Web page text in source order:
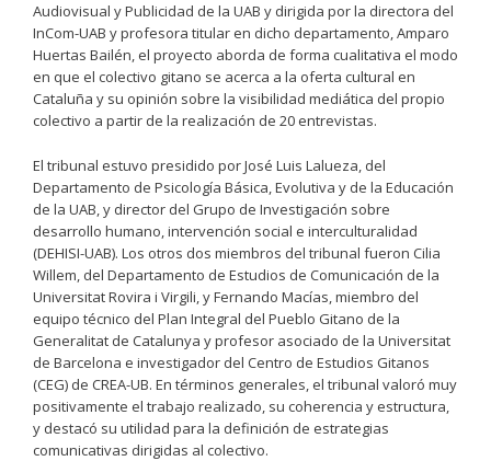
Audiovisual y Publicidad de la UAB y dirigida por la directora del
InCom-UAB y profesora titular en dicho departamento, Amparo
Huertas Bailén, el proyecto aborda de forma cualitativa el modo
en que el colectivo gitano se acerca a la oferta cultural en
Cataluña y su opinión sobre la visibilidad mediática del propio
colectivo a partir de la realización de 20 entrevistas.
El tribunal estuvo presidido por José Luis Lalueza, del
Departamento de Psicología Básica, Evolutiva y de la Educación
de la UAB, y director del Grupo de Investigación sobre
desarrollo humano, intervención social e interculturalidad
(DEHISI-UAB). Los otros dos miembros del tribunal fueron Cilia
Willem, del Departamento de Estudios de Comunicación de la
Universitat Rovira i Virgili, y Fernando Macías, miembro del
equipo técnico del Plan Integral del Pueblo Gitano de la
Generalitat de Catalunya y profesor asociado de la Universitat
de Barcelona e investigador del Centro de Estudios Gitanos
(CEG) de CREA-UB. En términos generales, el tribunal valoró muy
positivamente el trabajo realizado, su coherencia y estructura,
y destacó su utilidad para la definición de estrategias
comunicativas dirigidas al colectivo.